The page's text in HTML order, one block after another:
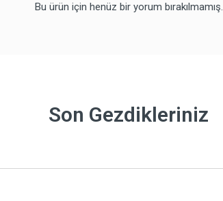
Bu ürün için henüz bir yorum bırakılmamış.
Son Gezdikleriniz